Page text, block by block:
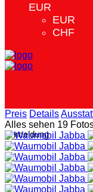
EUR
EUR
CHF
Anmeldung
Preis Details
Alles sehen 19